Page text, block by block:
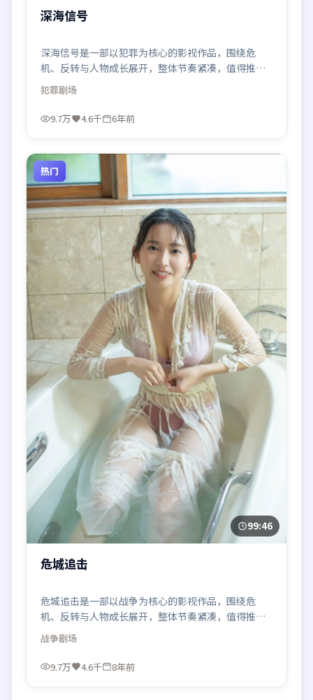
深海信号
深海信号是一部以犯罪为核心的影视作品，围绕危
机、反转与人物成长展开，整体节奏紧凑，值得推荐
观看。
犯罪剧场
9.7万 4.6千 6年前
热门
99:46
危城追击
危城追击是一部以战争为核心的影视作品，围绕危
机、反转与人物成长展开，整体节奏紧凑，值得推荐
观看。
战争剧场
9.7万 4.6千 8年前